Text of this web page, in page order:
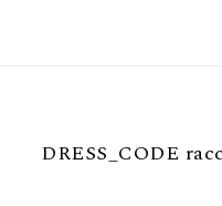
DRESS_CODE